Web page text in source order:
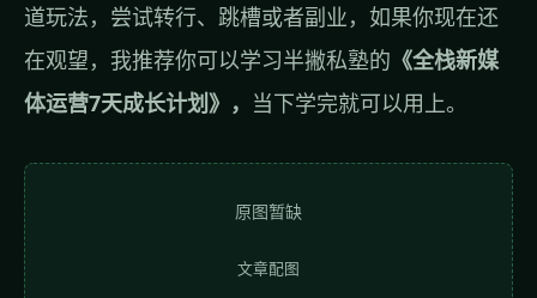
道玩法，尝试转行、跳槽或者副业，如果你现在还
在观望，我推荐你可以学习半撇私塾的 《全栈新媒
体运营7天成长计划》， 当下学完就可以用上。
原图暂缺
文章配图